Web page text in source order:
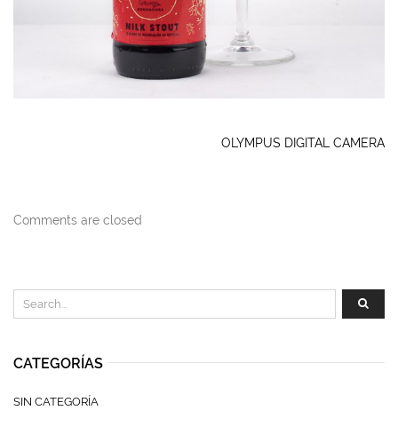
OLYMPUS DIGITAL CAMERA
Comments are closed
CATEGORÍAS
SIN CATEGORÍA